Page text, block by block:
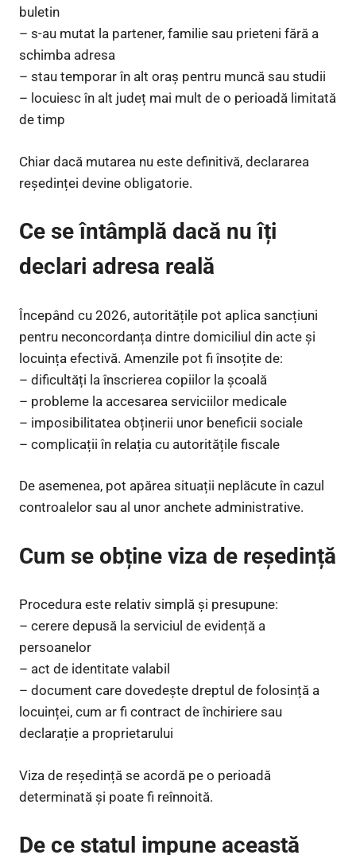
buletin
– s-au mutat la partener, familie sau prieteni fără a
schimba adresa
– stau temporar în alt oraș pentru muncă sau studii
– locuiesc în alt județ mai mult de o perioadă limitată
de timp
Chiar dacă mutarea nu este definitivă, declararea
reședinței devine obligatorie.
Ce se întâmplă dacă nu îți
declari adresa reală
Începând cu 2026, autoritățile pot aplica sancțiuni
pentru neconcordanța dintre domiciliul din acte și
locuința efectivă. Amenzile pot fi însoțite de:
– dificultăți la înscrierea copiilor la școală
– probleme la accesarea serviciilor medicale
– imposibilitatea obținerii unor beneficii sociale
– complicații în relația cu autoritățile fiscale
De asemenea, pot apărea situații neplăcute în cazul
controalelor sau al unor anchete administrative.
Cum se obține viza de reședință
Procedura este relativ simplă și presupune:
– cerere depusă la serviciul de evidență a
persoanelor
– act de identitate valabil
– document care dovedește dreptul de folosință a
locuinței, cum ar fi contract de închiriere sau
declarație a proprietarului
Viza de reședință se acordă pe o perioadă
determinată și poate fi reînnoită.
De ce statul impune această